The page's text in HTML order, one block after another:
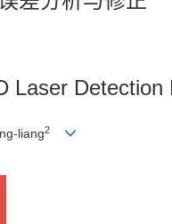
Laser
liang2